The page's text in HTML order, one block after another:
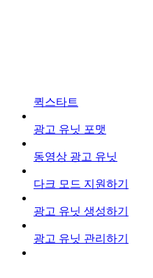
퀵스타트
광고 유닛 포맷
동영상 광고 유닛
다크 모드 지원하기
광고 유닛 생성하기
광고 유닛 관리하기